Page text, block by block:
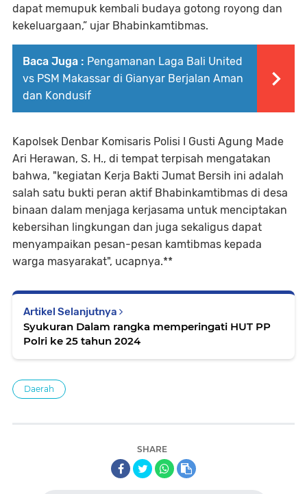
dapat memupuk kembali budaya gotong royong dan
kekeluargaan,” ujar Bhabinkamtibmas.
Baca Juga : Pengamanan Laga Bali United
vs PSM Makassar di Gianyar Berjalan Aman
dan Kondusif
Kapolsek Denbar Komisaris Polisi I Gusti Agung Made
Ari Herawan, S. H., di tempat terpisah mengatakan
bahwa, "kegiatan Kerja Bakti Jumat Bersih ini adalah
salah satu bukti peran aktif Bhabinkamtibmas di desa
binaan dalam menjaga kerjasama untuk menciptakan
kebersihan lingkungan dan juga sekaligus dapat
menyampaikan pesan-pesan kamtibmas kepada
warga masyarakat", ucapnya.**
Artikel Selanjutnya
Syukuran Dalam rangka memperingati HUT PP
Polri ke 25 tahun 2024
Daerah
SHARE